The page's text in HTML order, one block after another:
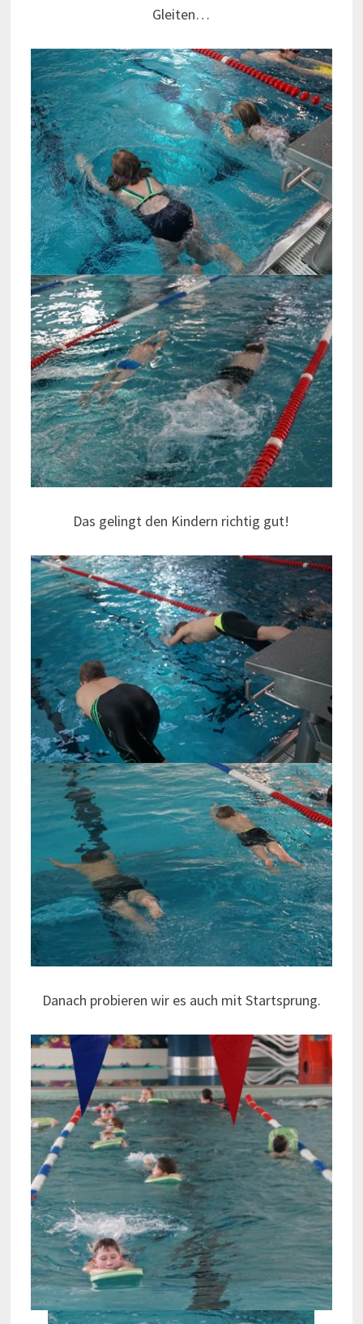
Gleiten…
Das gelingt den Kindern richtig gut!
Danach probieren wir es auch mit Startsprung.